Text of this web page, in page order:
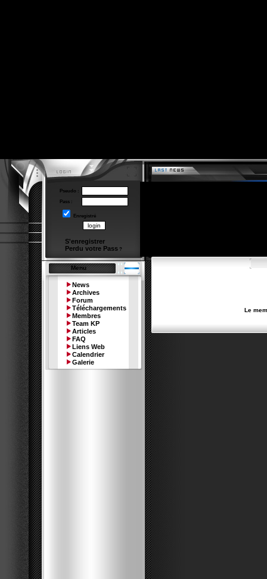
Pseudo :
Pass :
Enregistré
S'enregistrer
Perdu votre Pass ?
Menu
News
Archives
Forum
Téléchargements
Membres
Team KP
Articles
FAQ
Liens Web
Calendrier
Galerie
Le